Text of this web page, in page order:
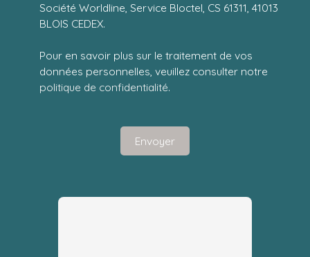
Société Worldline, Service Bloctel, CS 61311, 41013
BLOIS CEDEX.
Pour en savoir plus sur le traitement de vos
données personnelles, veuillez consulter notre
politique de confidentialité.
Envoyer